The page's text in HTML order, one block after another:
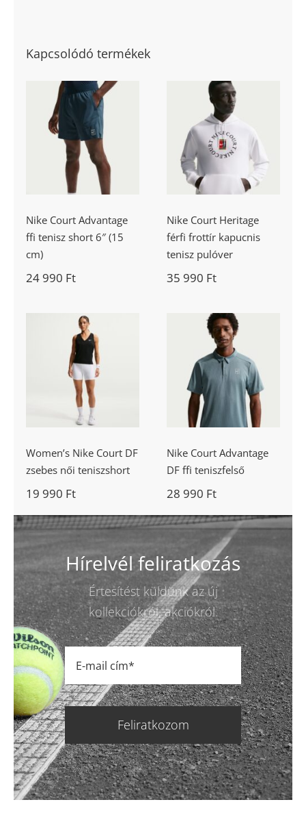
Kapcsolódó termékek
Nike Court
Advantage ffi
tenisz short 6″
(15 cm)
Nike Court Advantage
ffi tenisz short 6″ (15
cm)
24 990 Ft
Nike Court
Heritage férfi
frottír kapucnis
tenisz pulóver
Nike Court Heritage
férfi frottír kapucnis
tenisz pulóver
35 990 Ft
Women’s Nike
Court DF
zsebes női
teniszshort
Women’s Nike Court DF
zsebes női teniszshort
19 990 Ft
Nike Court
Advantage DF
ffi teniszfelső
Nike Court Advantage
DF ffi teniszfelső
28 990 Ft
Hírelvél feliratkozás
Értesítést küldünk az új
kollekciókról, akciókról.
Feliratkozom